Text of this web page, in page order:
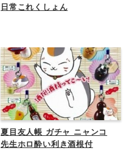
日常これくしょん
夏目友人帳 ガチャ ニャンコ
先生ホロ酔い利き酒根付